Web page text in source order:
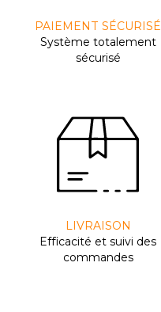
PAIEMENT SÉCURISÉ
Système totalement
sécurisé
LIVRAISON
Efﬁcacité et suivi des
commandes